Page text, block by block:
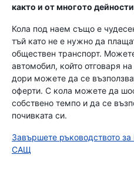
както и от многото
Кола под наем също е
тъй като не е нужно да
обществен транспорт.
автомобил, който отговаря
дори можете да се
оферти. С кола можете да
собствено темпо и да се
почивката си.
Завършете ръководството
САЩ